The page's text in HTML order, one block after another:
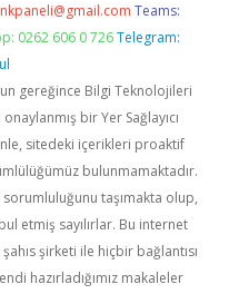
Teams:
0262 606 0 726 Telegram:
gereğince Bilgi Teknolojileri
bir Yer Sağlayıcı
sitedeki içerikleri proaktif
bulunmamaktadır.
taşımakta olup,
etmiş sayılırlar. Bu internet
şirketi ile hiçbir bağlantısı
hazırladığımız makaleler